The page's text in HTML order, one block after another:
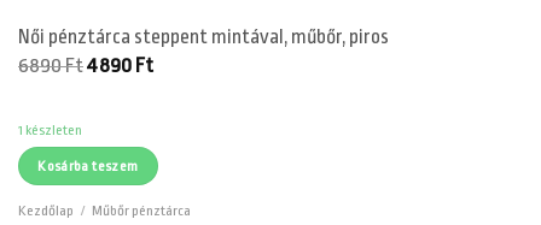
Női pénztárca steppent mintával, műbőr, piros
6890FtOriginal
4890 FtCurrent
1 készleten
Kosárba teszem
Kezdőlap / Műbőr pénztárca